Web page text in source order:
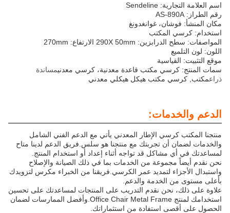
اسم العلامة التجارية: Sendeline
رقم الطراز: AS-890A
مكان المنشأ: فوشان، غوانغدونغ
استخدام: كرسي المكتب
المواصفات: سطح الدرابزين: 290X 50mm الارتفاع: 270mm
اللون: لون التلميع
موقع التثبيت: القياسية
سمات المنتج: كرسي مكتب قاعدة معدنية، كرسي معدنيمساندة
ذراعمكتب, كرسي مكتب هيكل هيكلي معدني
الدعم والخدمات:
منتجنا المكتب كرسي الإطار المعدني يأتي مع الدعم الفني الشامل
والخدمات لضمان أن تجربتك مع منتجنا هو سلس.فريق الدعم لدينا متاح
لمساعدتك في أي مشاكل قد تواجه أثناء إعداد أو استخدام المنتج.
نحن نقدم أيضاً مجموعة من الخدمات بما في ذلك الصيانة والإصلاح
واستبدال الأجزاء لتمديد عمر الكرسي.فريقنا من الخبراء مكرس لتزويدك
بأعلى مستوى من الخدمة والدعم.
علاوة على ذلك، نحن نقدم التدريب على المنتجات لمساعدتك على تحسين
استخدامك لمنتج Office Chair Metal Frame.وأفضل الممارسات لضمان
الحصول على أقصى استفادة من استثماراتك.